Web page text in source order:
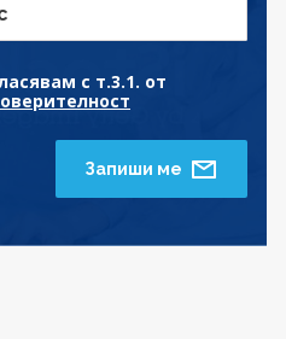
с т.3.1. от
Запиши ме